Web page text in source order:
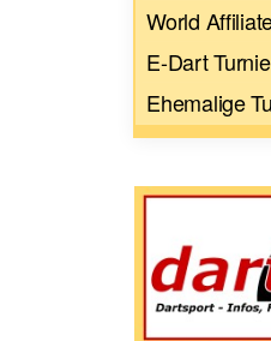
World
E-Dart
Ehemalige